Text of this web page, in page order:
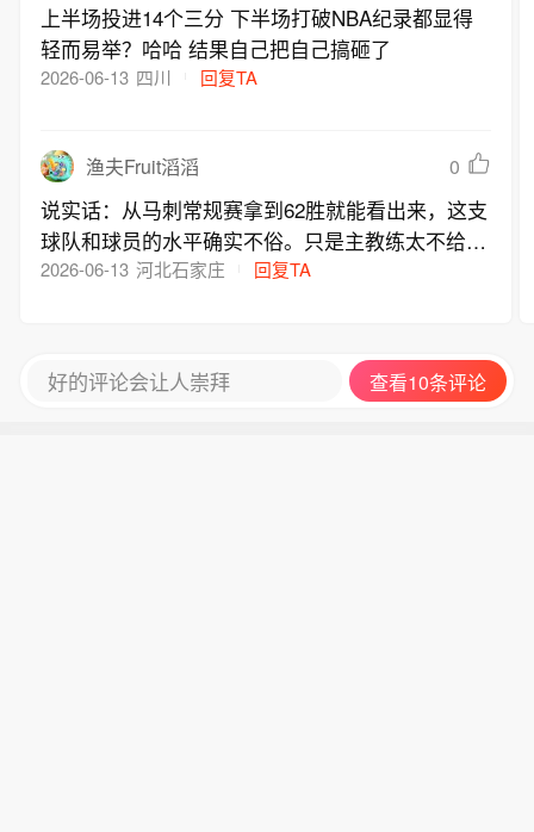
上半场投进14个三分 下半场打破NBA纪录都显得
轻而易举？哈哈 结果自己把自己搞砸了
2026-06-13 四川 回复TA
渔夫Fruit滔滔 0
说实话：从马刺常规赛拿到62胜就能看出来，这支
球队和球员的水平确实不俗。只是主教练太不给力
了。要是换一个更厉害的教练来带，球队和球员的
换成米奇后却让球队丢尽颜面。差距怎么这么大
2026-06-13 河北石家庄 回复TA
好的评论会让人崇拜 查看10条评论